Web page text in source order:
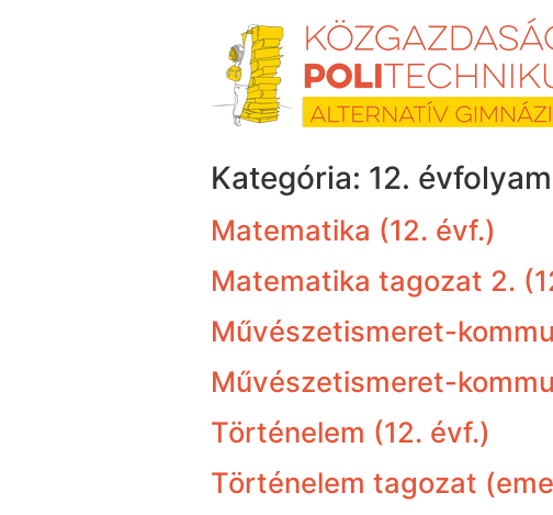
Kategória: 12. évfolyam
Matematika (12. évf.)
Matematika tagozat 2.
Művészetismeret-
Művészetismeret-
Történelem (12. évf.)
Történelem tagozat